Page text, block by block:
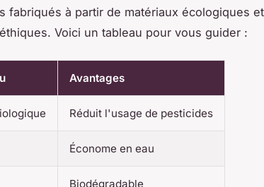
fabriqués à partir de matériaux écologiques
Voici un tableau pour vous guider :
Avantages
Réduit l'usage de pesticides
Économe en eau
Biodégradable